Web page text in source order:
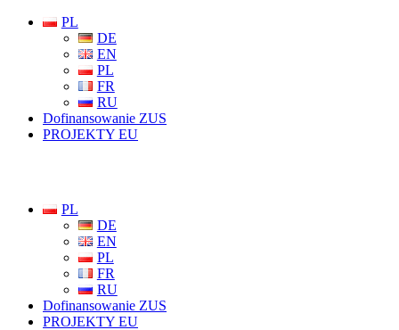
PL
DE
EN
PL
FR
RU
Dofinansowanie ZUS
PROJEKTY EU
PL
DE
EN
PL
FR
RU
Dofinansowanie ZUS
PROJEKTY EU